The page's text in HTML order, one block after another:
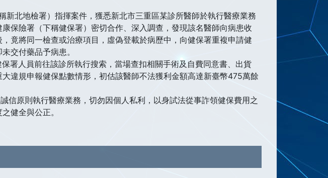
北地檢署）指揮案件，獲悉新北市三重區某診所醫師於執行醫療業務
保險署（下稱健保署）密切合作、深入調查，發現該名醫師向病患收
竟將同一檢查或治療項目，虛偽登載於病歷中，向健保署重複申請健
交付藥品予病患。
署人員前往該診所執行搜索，當場查扣相關手術及自費同意書、出貨
違規申報健保點數情形，初估該醫師不法獲利金額高達新臺幣475萬餘
信原則執行醫療業務，切勿因個人私利，以身試法從事詐領健保費用之
健全與公正。